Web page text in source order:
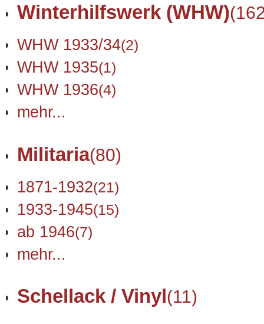
Winterhilfswerk (WHW)
WHW 1933/34(2)
WHW 1935(1)
WHW 1936(4)
mehr...
Militaria(80)
1871-1932(21)
1933-1945(15)
ab 1946(7)
mehr...
Schellack / Vinyl(11)